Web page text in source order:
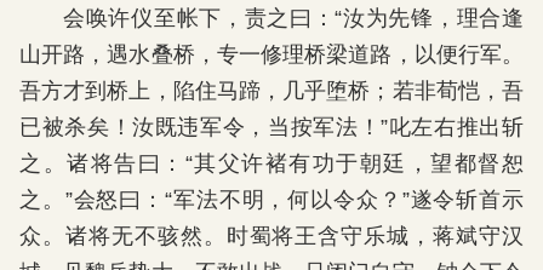
会唤许仪至帐下，责之曰：“汝为先锋，理合逢
山开路，遇水叠桥，专一修理桥梁道路，以便行军。
吾方才到桥上，陷住马蹄，几乎堕桥；若非荀恺，吾
已被杀矣！汝既违军令，当按军法！”叱左右推出斩
之。诸将告曰：“其父许褚有功于朝廷，望都督恕
之。”会怒曰：“军法不明，何以令众？”遂令斩首示
众。诸将无不骇然。时蜀将王含守乐城，蒋斌守汉